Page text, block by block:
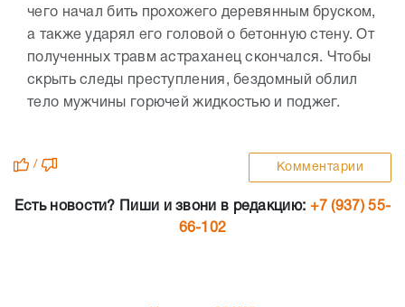
чего начал бить прохожего деревянным бруском,
а также ударял его головой о бетонную стену. От
полученных травм астраханец скончался. Чтобы
скрыть следы преступления, бездомный облил
тело мужчины горючей жидкостью и поджег.
/ Комментарии
Есть новости? Пиши и звони в редакцию: +7 (937) 55-
66-102